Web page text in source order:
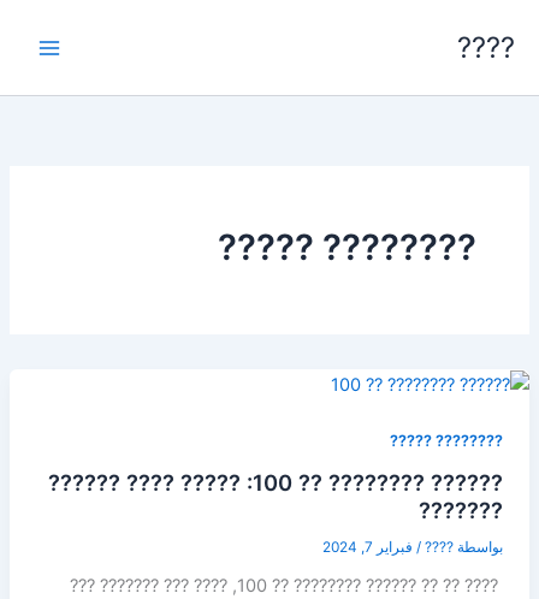
????
???????? ?????
???????? ?????
?????? ???????? ?? 100: ????? ???? ??????
???????
بواسطة ????
/ فبراير 7, 2024
???? ?? ?? ?????? ???????? ?? 100, ???? ??? ??????? ???